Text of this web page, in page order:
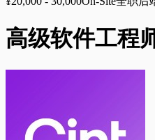
高级软件工程